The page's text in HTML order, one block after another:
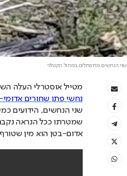
שני הנחשים מתפתלים במחול הקטלני
מטייל אוסטרלי העלה
נחשי פתן שחורים
אדום-בטן הוא מין